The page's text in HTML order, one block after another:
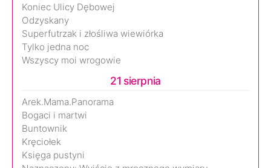
Koniec Ulicy Dębowej
Odzyskany
Superfutrzak i złośliwa wiewiórka
Tylko jedna noc
Wszyscy moi wrogowie
21 sierpnia
Arek.Mama.Panorama
Bogaci i martwi
Buntownik
Kręciołek
Księga pustyni